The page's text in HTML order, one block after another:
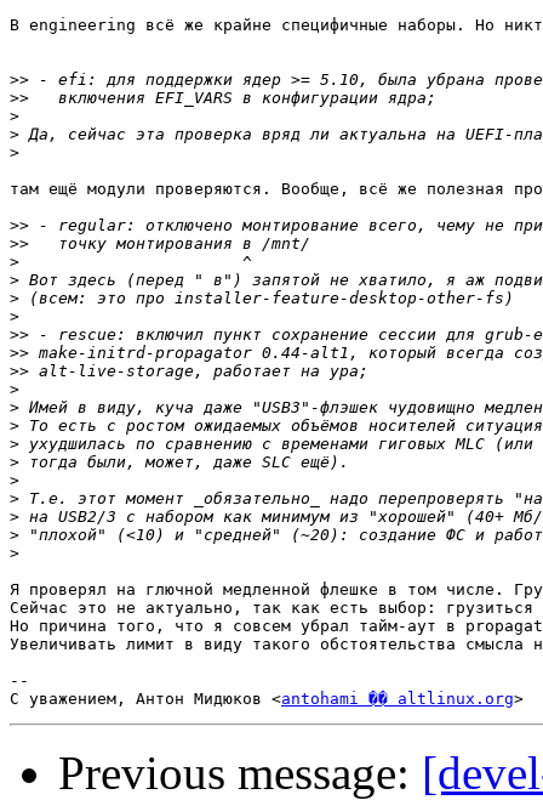
В engineering всё же крайне специфичные наборы. Но
>>
>>
>
>
>
там ещё модули проверяются. Вообще, всё же полезная
>>
>>
>
>
>
>
>>
>>
>>
>
>
>
>
>
>
>
>
>
>
Я проверял на глючной медленной флешке в том числе.
Сейчас это не актуально, так как есть выбор:
Но причина того, что я совсем убрал тайм-аут в
Увеличивать лимит в виду такого обстоятельства смысла
--
С уважением, Антон Мидюков <antohami �� altlinux.org
Previous message: